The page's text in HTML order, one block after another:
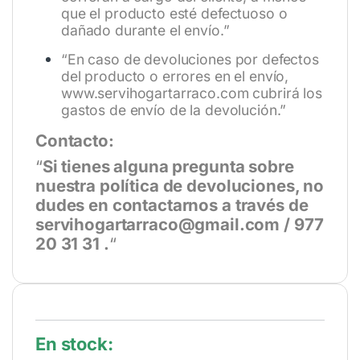
que el producto esté defectuoso o
dañado durante el envío.”
“En caso de devoluciones por defectos
del producto o errores en el envío,
www.servihogartarraco.com cubrirá los
gastos de envío de la devolución.”
Contacto:
“Si tienes alguna pregunta sobre
nuestra política de devoluciones, no
dudes en contactarnos a través de
servihogartarraco@gmail.com / 977
20 31 31 .“
En stock: